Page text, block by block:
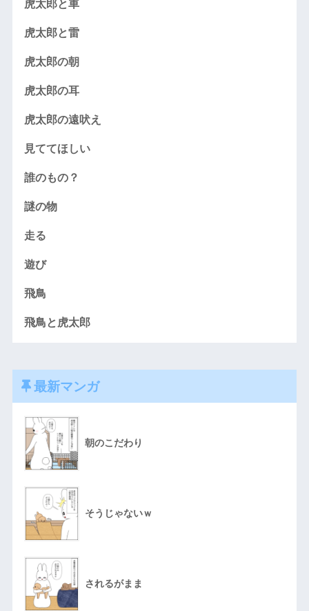
虎太郎と車
虎太郎と雷
虎太郎の朝
虎太郎の耳
虎太郎の遠吠え
見ててほしい
誰のもの？
謎の物
走る
遊び
飛鳥
飛鳥と虎太郎
最新マンガ
朝のこだわり
そうじゃないｗ
されるがまま